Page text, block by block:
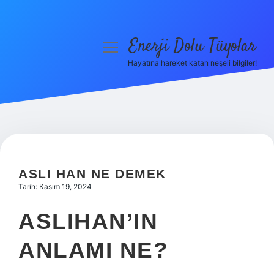
Hakkımızda
menüyüEnerji Dolu Tüyolar
Hayatına hareket katan neşeli bilgiler!
ASLI HAN NE DEMEK
Tarih: Kasım 19, 2024
ASLIHAN’IN
ANLAMI NE?